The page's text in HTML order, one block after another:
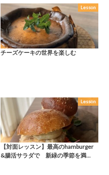
Lesson
チーズケーキの世界を楽しむ
Lesson
【対面レッスン】最高のhamburger
&腸活サラダで 新緑の季節を満…